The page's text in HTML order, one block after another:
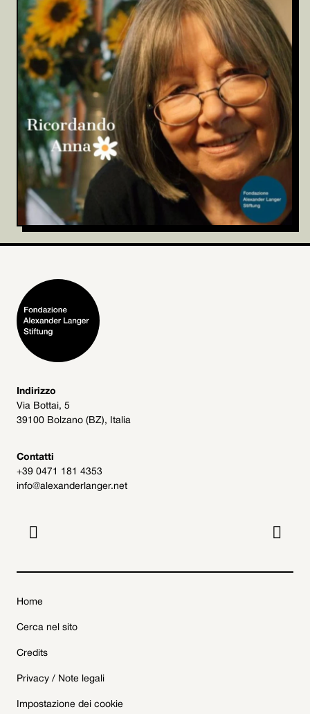
Indirizzo
Via Bottai, 5
39100 Bolzano (BZ), Italia
Contatti
+39 0471 181 4353
info@alexanderlanger.net
 
Home
Cerca nel sito
Credits
Privacy / Note legali
Impostazione dei cookie